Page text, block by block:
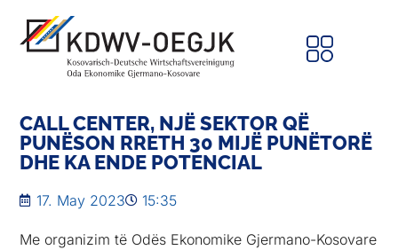
CALL CENTER, NJË SEKTOR QË
PUNËSON RRETH 30 MIJË PUNËTORË
DHE KA ENDE POTENCIAL
17. May 2023 15:35
Me organizim të Odës Ekonomike Gjermano-Kosovare